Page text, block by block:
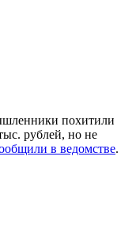
похитили
рублей, но не
в ведомстве.